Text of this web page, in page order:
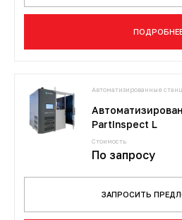
Автоматизированные
PartInspect L
Стоимость
По запросу
ЗАПРОСИТЬ